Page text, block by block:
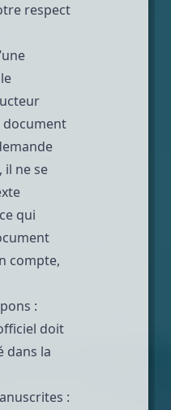
respect
document
il ne se
qui
compte,
:
doit
dans la
: